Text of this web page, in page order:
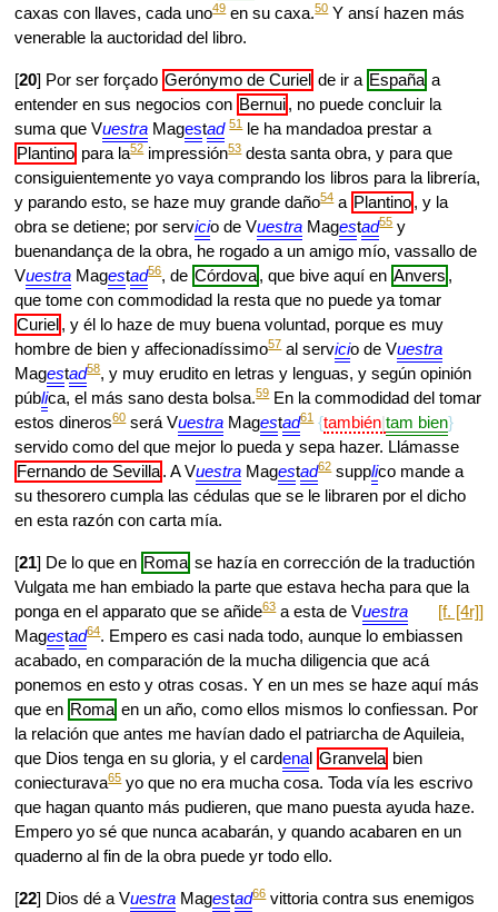
caxas con llaves, cada uno49en su caxa.50Y ansí hazen más
venerable la auctoridad del libro.
[20] Por ser forçado Gerónymo de Curiel de ir a España a
entender en sus negocios con Bernui, no puede concluir la
suma que Vuestra Magestad 51le ha mandadoa prestar a
Plantino para la52impressión53desta santa obra, y para que
consiguientemente yo vaya comprando los libros para la librería,
y parando esto, se haze muy grande daño54a Plantino, y la
obra se detiene; por servicio de Vuestra Magestad55y
buenandança de la obra, he rogado a un amigo mío, vassallo de
Vuestra Magestad56, de Córdova, que bive aquí en Anvers ,
que tome con commodidad la resta que no puede ya tomar
Curiel , y él lo haze de muy buena voluntad, porque es muy
hombre de bien y affecionadíssimo57al servicio de Vuestra
Magestad58, y muy erudito en letras y lenguas, y según opinión
pública, el más sano desta bolsa.59En la commodidad del tomar
estos dineros60será Vuestra Magestad61 también tam bien
servido como del que mejor lo pueda y sepa hazer. Llámasse
Fernando de Sevilla. A Vuestra Magestad62supplico mande a
su thesorero cumpla las cédulas que se le libraren por el dicho
en esta razón con carta mía.
[21] De lo que en Roma se hazía en corrección de la traductión
Vulgata me han embiado la parte que estava hecha para que la
ponga en el apparato que se añide63a esta [f. [4r]]
de Vuestra
Magestad64. Empero es casi nada todo, aunque lo embiassen
acabado, en comparación de la mucha diligencia que acá
ponemos en esto y otras cosas. Y en un mes se haze aquí más
que en Roma en un año, como ellos mismos lo confiessan. Por
la relación que antes me havían dado el patriarcha de Aquileia,
que Dios tenga en su gloria, y el cardena Granvela bien
coniecturava65yo que no era mucha cosa. Toda vía les escrivo
que hagan quanto más pudieren, que mano puesta ayuda haze.
Empero yo sé que nunca acabarán, y quando acabaren en un
quaderno al fin de la obra puede yr todo ello.
[22] Dios dé a Vuestra Magestad66vittoria contra sus enemigos